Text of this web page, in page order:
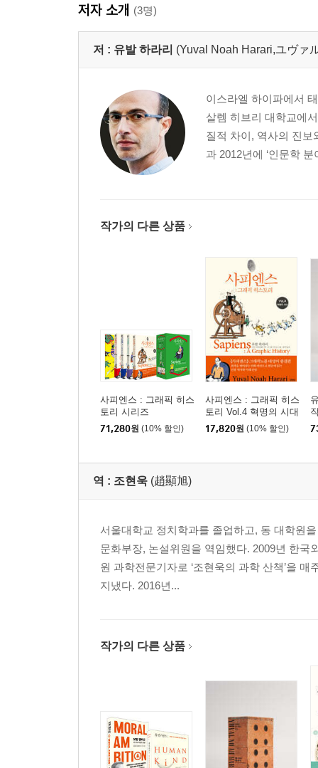
저자 소개 (3명)
저 : 유발 하라리 (Yuval Noah Harari,ユヴァ
이스라엘 하이파에서
살렘 히브리 대학교에
질적 차이, 역사의 진보
과 2012년에 ‘인문학
작가의 다른 상품
사피엔스 : 그래픽 히스
토리 시리즈
71,280원 (10% 할인)
사피엔스 : 그래픽 히스
토리 Vol.4 혁명의 시대
17,820원 (10% 할인)
역 : 조현욱 (趙顯旭)
서울대학교 정치학과를 졸업하고, 동 대학원
문화부장, 논설위원을 역임했다. 2009년 한국
원 과학전문기자로 ‘조현욱의 과학 산책’을
지냈다. 2016년...
작가의 다른 상품